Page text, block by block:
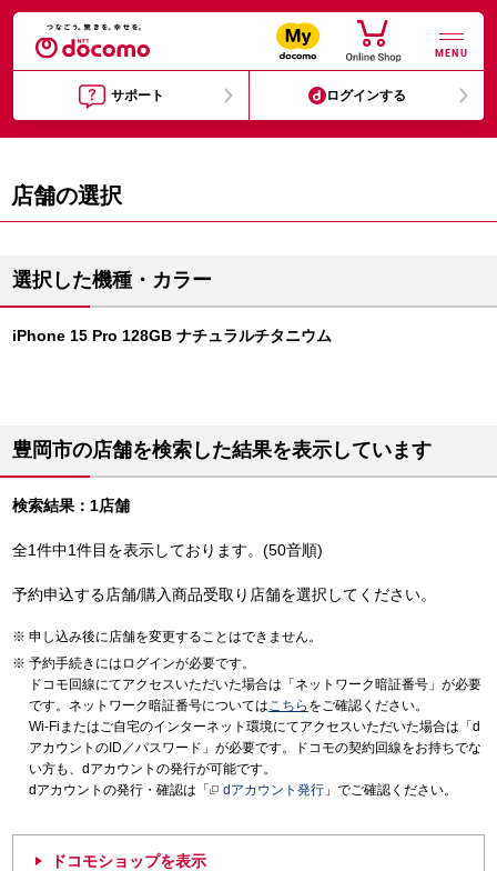
MENU
サポート ログインする
店舗の選択
選択した機種・カラー
iPhone 15 Pro 128GB ナチュラルチタニウム
豊岡市の店舗を検索した結果を表示しています
検索結果：1店舗
全1件中1件目を表示しております。(50音順)
予約申込する店舗/購入商品受取り店舗を選択してください。
申し込み後に店舗を変更することはできません。
予約手続きにはログインが必要です。
ドコモ回線にてアクセスいただいた場合は「ネットワーク暗証番号」が必要
です。ネットワーク暗証番号についてはこちら をご確認ください。
Wi-Fiまたはご自宅のインターネット環境にてアクセスいただいた場合は「d
アカウントのID／パスワード」が必要です。ドコモの契約回線をお持ちでな
い方も、dアカウントの発行が可能です。
dアカウントの発行・確認は「
dアカウント発行 」でご確認ください。
ドコモショップを表示